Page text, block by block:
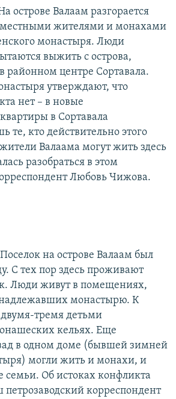
острове Валаам разгорается
жителями и монахами
монастыря. Люди
выжить с острова,
районном центре Сортавала.
утверждают, что
нет – в новые
в Сортавала
те, кто действительно этого
Валаама могут жить здесь
разобраться в этом
Любовь Чижова.
на острове Валаам был
С тех пор здесь проживают
Люди живут в помещениях,
монастырю. К
тремя детьми
кельях. Еще
в одном доме (бывшей зимней
могли жить и монахи, и
Об истоках конфликта
петрозаводский корреспондент